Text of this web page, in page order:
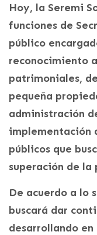
Hoy, la Seremi
funciones de
público
reconocimiento
patrimoniales,
pequeña
administración
implementación
públicos que
superación de la
De acuerdo a lo
buscará dar
desarrollando